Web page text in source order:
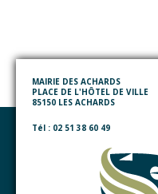
MAIRIE DES ACHARDS
PLACE DE L'HÔTEL DE VILLE
85150 LES ACHARDS
Tél : 02 51 38 60 49